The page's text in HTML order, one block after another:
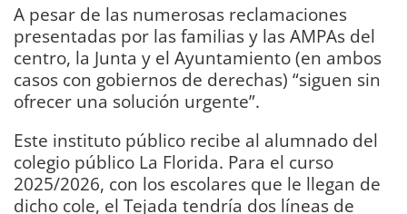
A pesar de las numerosas reclamaciones
presentadas por las familias y las AMPAs del
centro, la Junta y el Ayuntamiento (en ambos
casos con gobiernos de derechas) “siguen sin
ofrecer una solución urgente”.
Este instituto público recibe al alumnado del
colegio público La Florida. Para el curso
2025/2026, con los escolares que le llegan de
dicho cole, el Tejada tendría dos líneas de